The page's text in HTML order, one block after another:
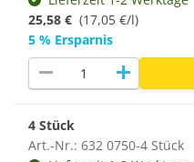
25,58 € (17,05 €/l)
5 % Ersparnis
remove add
4 Stück
Art.-Nr.: 632 0750-4 Stück